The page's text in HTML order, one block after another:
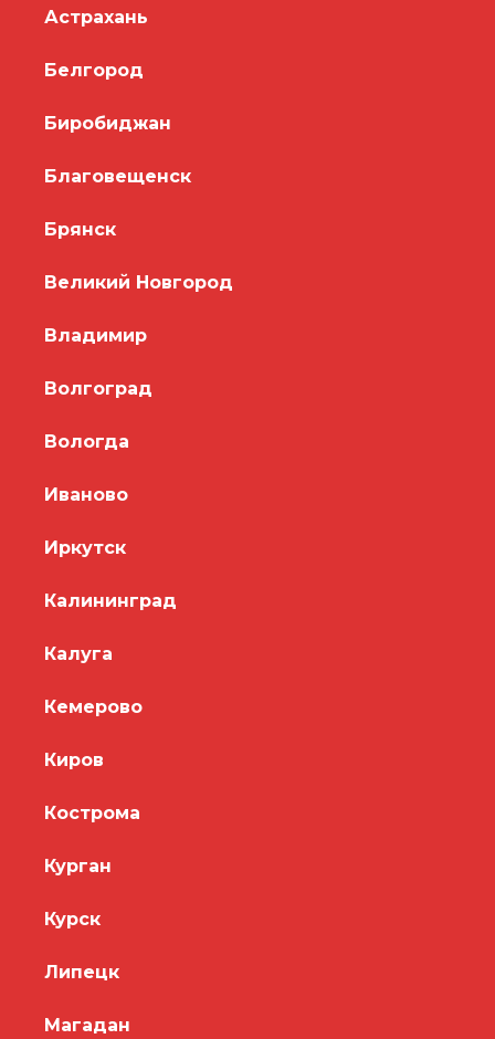
Астрахань
Белгород
Биробиджан
Благовещенск
Брянск
Великий Новгород
Владимир
Волгоград
Вологда
Иваново
Иркутск
Калининград
Калуга
Кемерово
Киров
Кострома
Курган
Курск
Липецк
Магадан